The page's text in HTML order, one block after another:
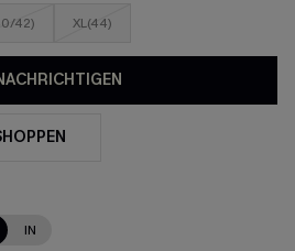
42) XL(44)
IN